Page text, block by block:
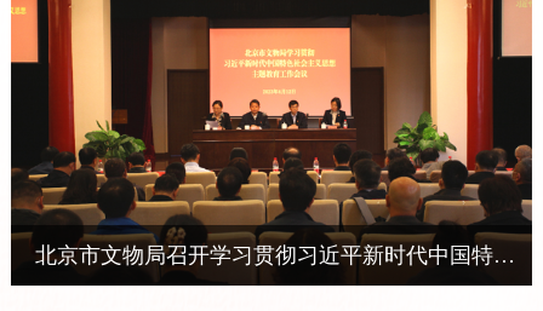
北京市文物局召开学习贯彻习近平新时代中国特色社会主义思想主题...